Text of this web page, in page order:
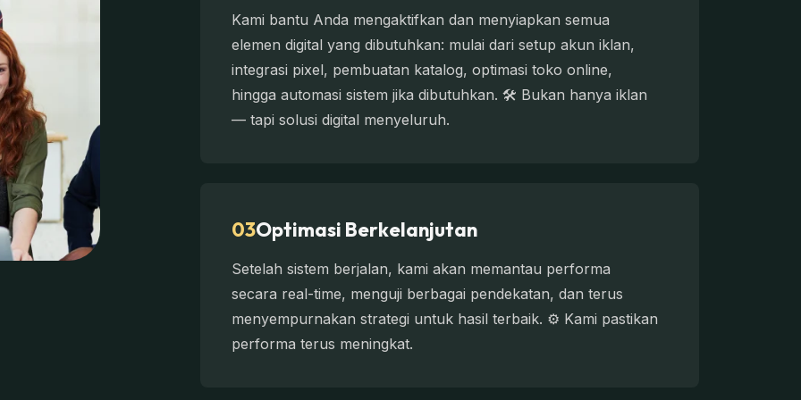
Kami bantu Anda mengaktifkan dan menyiapkan semua
elemen digital yang dibutuhkan: mulai dari setup akun iklan,
integrasi pixel, pembuatan katalog, optimasi toko online,
hingga automasi sistem jika dibutuhkan. 🛠️ Bukan hanya iklan
— tapi solusi digital menyeluruh.
03Optimasi Berkelanjutan
Setelah sistem berjalan, kami akan memantau performa
secara real-time, menguji berbagai pendekatan, dan terus
menyempurnakan strategi untuk hasil terbaik. ⚙️ Kami pastikan
performa terus meningkat.